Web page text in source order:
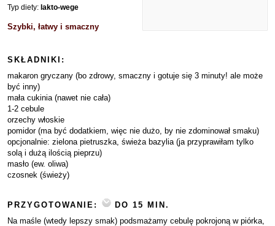
Typ diety: lakto-wege
Szybki, łatwy i smaczny
SKŁADNIKI:
makaron gryczany (bo zdrowy, smaczny i gotuje się 3 minuty! ale może
być inny)
mała cukinia (nawet nie cała)
1-2 cebule
orzechy włoskie
pomidor (ma być dodatkiem, więc nie dużo, by nie zdominował smaku)
opcjonalnie: zielona pietruszka, świeża bazylia (ja przyprawiłam tylko
solą i dużą ilością pieprzu)
masło (ew. oliwa)
czosnek (świeży)
PRZYGOTOWANIE:
DO 15 MIN.
Na maśle (wtedy lepszy smak) podsmażamy cebulę pokrojoną w piórka,